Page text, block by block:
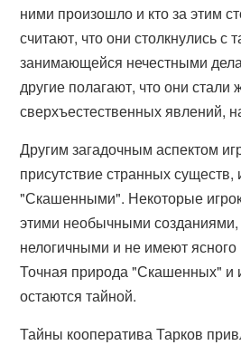
ними произошло и кто за этим
считают, что они столкнулись с
занимающейся нечестными
другие полагают, что они стали
сверхъестественных явлений,
Другим загадочным аспектом
присутствие странных существ,
"Скашенными". Некоторые
этими необычными созданиями,
нелогичными и не имеют
Точная природа "Скашенных" и
остаются тайной.
Тайны кооператива Тарков